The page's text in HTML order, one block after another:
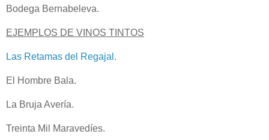
Bodega Bernabeleva.
EJEMPLOS DE VINOS TINTOS
Las Retamas del Regajal.
El Hombre Bala.
La Bruja Avería.
Treinta Mil Maravedíes.